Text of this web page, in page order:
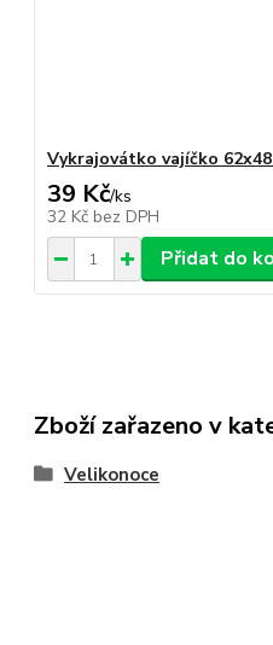
Vykrajovátko vajíčko
39 Kč/ks
32 Kč bez DPH
Přidat do
Zboží zařazeno v
Velikonoce